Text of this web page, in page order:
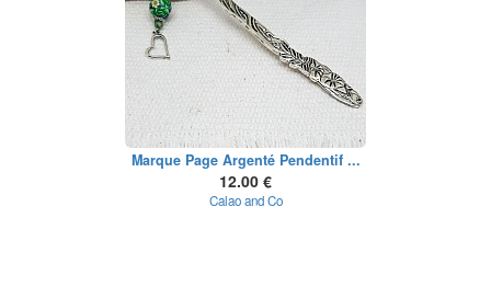
Marque Page Argenté Pendentif ...
12.00 €
Calao and Co